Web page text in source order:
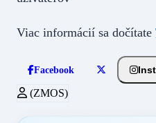
Viac informácií sa dočítate
Facebook
(ZMOS)